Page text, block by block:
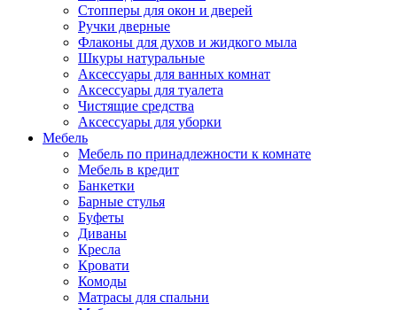
Стопперы для окон и дверей
Ручки дверные
Флаконы для духов и жидкого мыла
Шкуры натуральные
Аксессуары для ванных комнат
Аксессуары для туалета
Чистящие средства
Аксессуары для уборки
Мебель
Мебель по принадлежности к комнате
Мебель в кредит
Банкетки
Барные стулья
Буфеты
Диваны
Кресла
Кровати
Комоды
Матрасы для спальни